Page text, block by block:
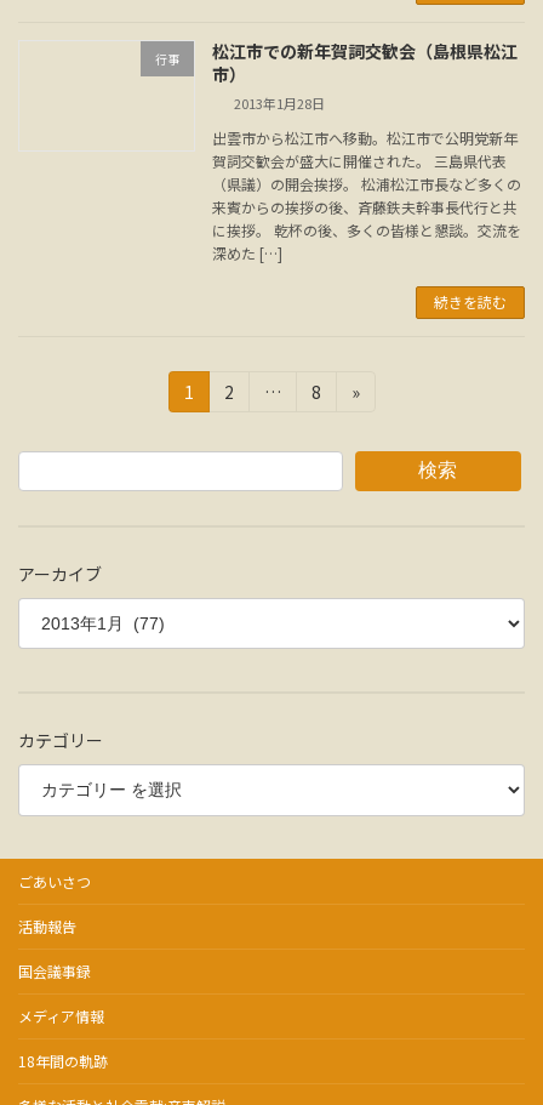
行事
松江市での新年賀詞交歓会（島根県松江
市）
2013年1月28日
出雲市から松江市へ移動。松江市で公明党新年
賀詞交歓会が盛大に開催された。 三島県代表
（県議）の開会挨拶。 松浦松江市長など多くの
来賓からの挨拶の後、斉藤鉄夫幹事長代行と共
に挨拶。 乾杯の後、多くの皆様と懇談。交流を
深めた […]
続きを読む
ジ
送
固
定
ジ
1
固
ジ
2 …
固
ジ
8 »
検索
アーカイブ
カテゴリー
ごあいさつ
活動報告
国会議事録
メディア情報
18年間の軌跡